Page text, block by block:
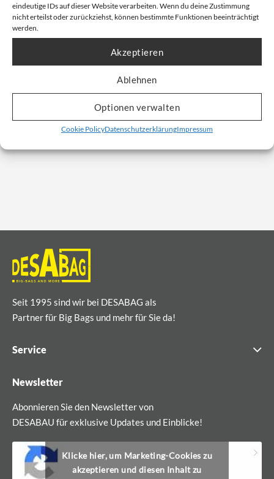
eindeutige IDs auf dieser Website verarbeiten. Wenn du deine Zustimmung
nicht erteilst oder zurückziehst, können bestimmte Funktionen beeinträchtigt
werden.
Akzeptieren
Ablehnen
Optionen verwalten
Cookie PolicyDatenschutzerklärungImpressum
Big Bag Mineralwolle 3XL |
KMF | 135x135x130 cm | 250
kg | B-Ware
Unser Nettopreis: Ab4,24€
Bruttopreis, inkl. Mwst:8,52€
Seit 1995 sind wir bei DESABAG als
Partner für Big Bags und mehr für Sie da!
Service
Newsletter
Abonnieren Sie den Newsletter von
DESABAU für exklusive Updates und Einblicke!
Klicke hier, um Marketing-Cookies zu
akzeptieren und diesen Inhalt zu